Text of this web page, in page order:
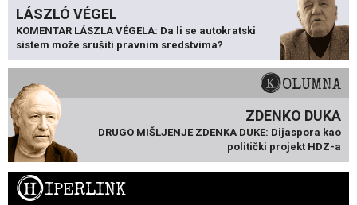
LÁSZLÓ VÉGEL
KOMENTAR LÁSZLA VÉGELA: Da li se autokratski
sistem može srušiti pravnim sredstvima?
KOLUMNA
ZDENKO DUKA
DRUGO MIŠLJENJE ZDENKA DUKE: Dijaspora kao
politički projekt HDZ-a
HIPERLINK